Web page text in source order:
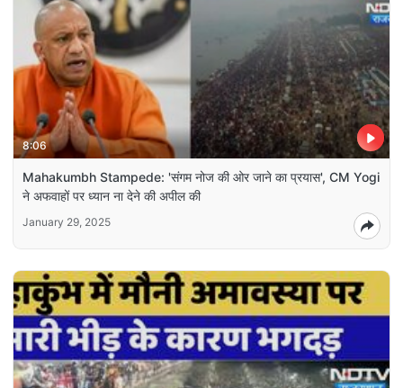
8:06
Mahakumbh Stampede: 'संगम नोज की ओर जाने का प्रयास', CM Yogi
ने अफवाहों पर ध्यान ना देने की अपील की
January 29, 2025